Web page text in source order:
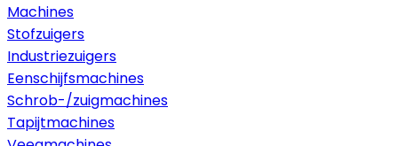
Machines
Stofzuigers
Industriezuigers
Eenschijfsmachines
Schrob-/zuigmachines
Tapijtmachines